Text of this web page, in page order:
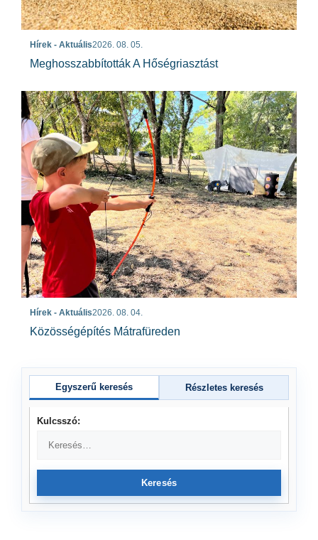
Hírek - Aktuális2026. 08. 05.
Meghosszabbították A Hőségriasztást
Hírek - Aktuális2026. 08. 04.
Közösségépítés Mátrafüreden
Egyszerű keresés Részletes keresés
Kulcsszó:
Keresés